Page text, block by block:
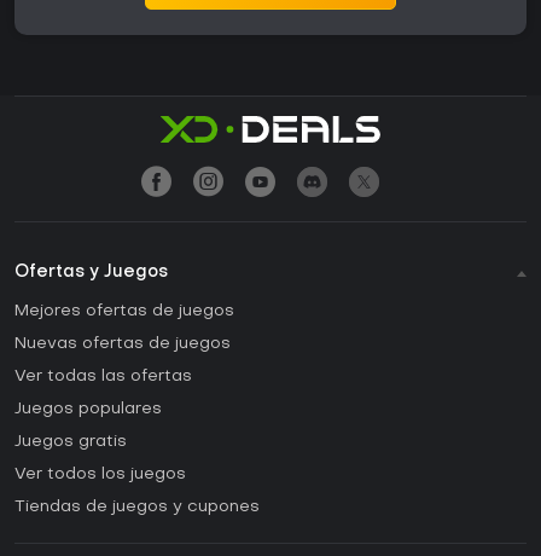
Ofertas y Juegos
Mejores ofertas de juegos
Nuevas ofertas de juegos
Ver todas las ofertas
Juegos populares
Juegos gratis
Ver todos los juegos
Tiendas de juegos y cupones